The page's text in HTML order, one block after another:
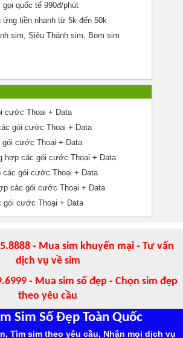
quốc tế 990đ/phút
ứng tiền nhanh từ 5k đến 50k
sim, Siêu Thánh sim, Bom sim
cước Thoại + Data
gói cước Thoại + Data
cước Thoại + Data
hợp các gói cước Thoại + Data
các gói cước Thoại + Data
các gói cước Thoại + Data
gói cước Thoại + Data
- Mua sim khuyến mại - Tư vấn
dịch vụ về sim
- Mua sim số đẹp - Chọn sim đẹp
theo yêu cầu
Sim Số Đẹp Toàn Quốc
Tìm sim theo yêu cầu, Nhận mọi dịch vụ